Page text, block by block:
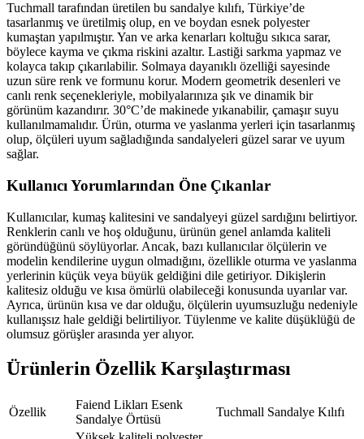
Tuchmall tarafından üretilen bu sandalye kılıfı, Türkiye’de
tasarlanmış ve üretilmiş olup, en ve boydan esnek polyester
kumaştan yapılmıştır. Yan ve arka kenarları koltuğu sıkıca sarar,
böylece kayma ve çıkma riskini azaltır. Lastiği sarkma yapmaz ve
kolayca takıp çıkarılabilir. Solmaya dayanıklı özelliği sayesinde
uzun süre renk ve formunu korur. Modern geometrik desenleri ve
canlı renk seçenekleriyle, mobilyalarınıza şık ve dinamik bir
görünüm kazandırır. 30°C’de makinede yıkanabilir, çamaşır suyu
kullanılmamalıdır. Ürün, oturma ve yaslanma yerleri için tasarlanmış
olup, ölçüleri uyum sağladığında sandalyeleri güzel sarar ve uyum
sağlar.
Kullanıcı Yorumlarından Öne Çıkanlar
Kullanıcılar, kumaş kalitesini ve sandalyeyi güzel sardığını belirtiyor.
Renklerin canlı ve hoş olduğunu, ürünün genel anlamda kaliteli
göründüğünü söylüyorlar. Ancak, bazı kullanıcılar ölçülerin ve
modelin kendilerine uygun olmadığını, özellikle oturma ve yaslanma
yerlerinin küçük veya büyük geldiğini dile getiriyor. Dikişlerin
kalitesiz olduğu ve kısa ömürlü olabileceği konusunda uyarılar var.
Ayrıca, ürünün kısa ve dar olduğu, ölçülerin uyumsuzluğu nedeniyle
kullanışsız hale geldiği belirtiliyor. Tüylenme ve kalite düşüklüğü de
olumsuz görüşler arasında yer alıyor.
Ürünlerin Özellik Karşılaştırması
Özellik
Faiend Likları Esenk
Sandalye Örtüsü
Tuchmall Sandalye Kılıfı